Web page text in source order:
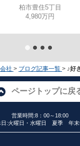
柏市豊住5丁目
4,980万円
社 > ブログ記事一覧 > ♪好
ページトップに戻
営業時間:8：00～18:00
日:火曜日・水曜日 夏季 年末